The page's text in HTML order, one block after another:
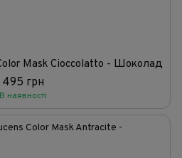
Mask Cioccolatto - Шоколад
495 грн
В наявності